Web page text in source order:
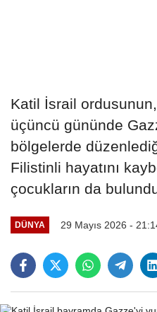
Katil İsrail ordusunun,
üçüncü gününde
bölgelerde
Filistinli hayatını
çocukların da
DÜNYA 29 Mayıs 2026 -